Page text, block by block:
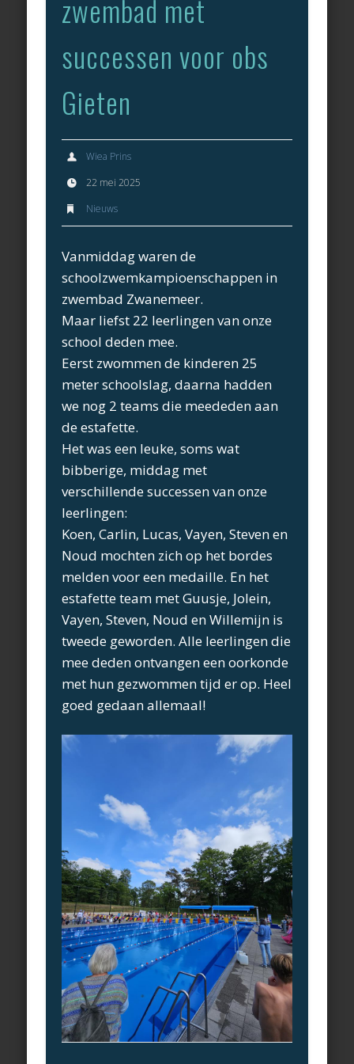
zwembad met
successen voor obs
Gieten
Wiea Prins
22 mei 2025
Nieuws
Vanmiddag waren de
schoolzwemkampioenschappen in
zwembad Zwanemeer.
Maar liefst 22 leerlingen van onze
school deden mee.
Eerst zwommen de kinderen 25
meter schoolslag, daarna hadden
we nog 2 teams die meededen aan
de estafette.
Het was een leuke, soms wat
bibberige, middag met
verschillende successen van onze
leerlingen:
Koen, Carlin, Lucas, Vayen, Steven en
Noud mochten zich op het bordes
melden voor een medaille. En het
estafette team met Guusje, Jolein,
Vayen, Steven, Noud en Willemijn is
tweede geworden. Alle leerlingen die
mee deden ontvangen een oorkonde
met hun gezwommen tijd er op. Heel
goed gedaan allemaal!